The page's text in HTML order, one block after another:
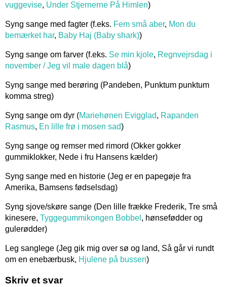
vuggevise, Under Stjernerne På Himlen)
Syng sange med fagter (f.eks. Fem små aber, Mon du
bemærket har, Baby Haj (Baby shark))
Syng sange om farver (f.eks. Se min kjole, Regnvejrsdag i
november / Jeg vil male dagen blå)
Syng sange med berøring (Pandeben, Punktum punktum
komma streg)
Syng sange om dyr (Mariehønen Evigglad, Rapanden
Rasmus, En lille frø i mosen sad)
Syng sange og remser med rimord (Okker gokker
gummiklokker, Nede i fru Hansens kælder)
Syng sange med en historie (Jeg er en papegøje fra
Amerika, Bamsens fødselsdag)
Syng sjove/skøre sange (Den lille frække Frederik, Tre små
kinesere, Tyggegummikongen Bobbel , hønsefødder og
gulerødder)
Leg sanglege (Jeg gik mig over sø og land, Så går vi rundt
om en enebærbusk, Hjulene på bussen)
Skriv et svar